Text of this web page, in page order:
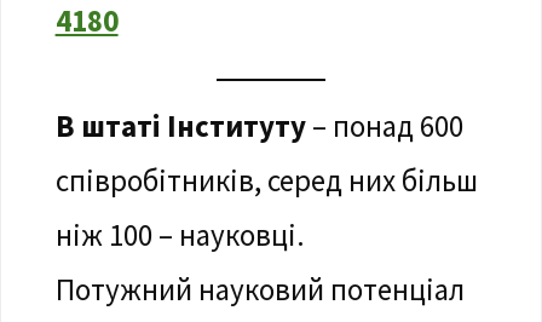
4180
В штаті Інституту– понад 600
співробітників, серед них більш
ніж 100 – науковці.
Потужний науковий потенціал